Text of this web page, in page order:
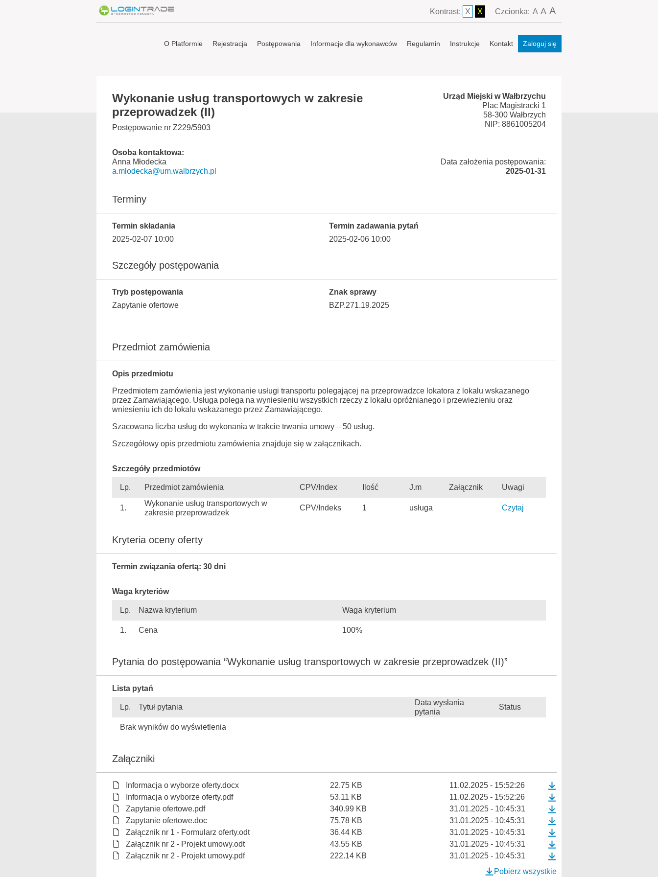
Kontrast: X X Czcionka: A A A
O Platformie Rejestracja Postępowania Informacje dla wykonawców Regulamin Instrukcje Kontakt Zaloguj się
Wykonanie usług transportowych w zakresie
przeprowadzek (II)
Postępowanie nr Z229/5903
Osoba kontaktowa:
Anna Młodecka
a.mlodecka@um.walbrzych.pl
Urząd Miejski w Wałbrzychu
Plac Magistracki 1
58-300 Wałbrzych
NIP: 8861005204
Data założenia postępowania:
2025-01-31
Terminy
Termin składania
2025-02-07 10:00
Termin zadawania pytań
2025-02-06 10:00
Szczegóły postępowania
Tryb postępowania
Zapytanie ofertowe
Znak sprawy
BZP.271.19.2025
Przedmiot zamówienia
Opis przedmiotu
Przedmiotem zamówienia jest wykonanie usługi transportu polegającej na przeprowadzce lokatora z lokalu wskazanego
przez Zamawiającego. Usługa polega na wyniesieniu wszystkich rzeczy z lokalu opróżnianego i przewiezieniu oraz
wniesieniu ich do lokalu wskazanego przez Zamawiającego.
Szacowana liczba usług do wykonania w trakcie trwania umowy – 50 usług.
Szczegółowy opis przedmiotu zamówienia znajduje się w załącznikach.
Szczegóły przedmiotów
Lp. Przedmiot zamówienia CPV/Index Ilość J.m Załącznik Uwagi
1.
Wykonanie usług transportowych w
zakresie przeprowadzek
CPV/Indeks 1 usługa Czytaj
Kryteria oceny oferty
Termin związania ofertą: 30 dni
Waga kryteriów
Lp. Nazwa kryterium Waga kryterium
1. Cena 100%
Pytania do postępowania “Wykonanie usług transportowych w zakresie przeprowadzek (II)”
Lista pytań
Lp. Tytuł pytania
Data wysłania
pytania
Status
Brak wyników do wyświetlenia
Załączniki
Informacja o wyborze oferty.docx 22.75 KB
11.02.2025 - 15:52:26
Informacja o wyborze oferty.pdf
53.11 KB
11.02.2025 - 15:52:26
Zapytanie ofertowe.pdf
340.99 KB
31.01.2025 - 10:45:31
Zapytanie ofertowe.doc
75.78 KB
31.01.2025 - 10:45:31
Załącznik nr 1 - Formularz oferty.odt
36.44 KB
31.01.2025 - 10:45:31
Załącznik nr 2 - Projekt umowy.odt
43.55 KB
31.01.2025 - 10:45:31
Załącznik nr 2 - Projekt umowy.pdf
222.14 KB
31.01.2025 - 10:45:31
Pobierz wszystkie